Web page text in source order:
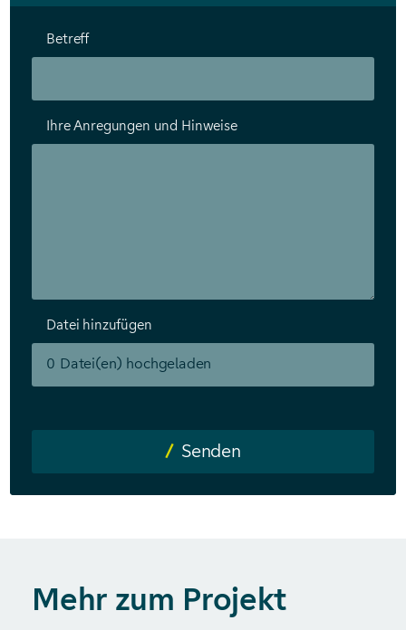
Betreff
Ihre Anregungen und Hinweise
Datei hinzufügen
0 Datei(en) hochgeladen
Senden
Mehr zum Projekt